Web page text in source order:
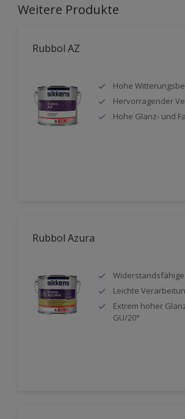
Weitere Produkte
Rubbol AZ
Hohe
Hervorragender
Hohe Glanz- und
Rubbol Azura
Leichte
Extrem hoher
GU/20°